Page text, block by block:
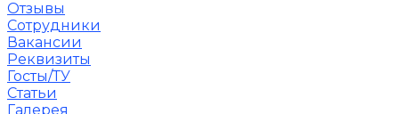
Отзывы
Сотрудники
Вакансии
Реквизиты
Госты/ТУ
Статьи
Галерея